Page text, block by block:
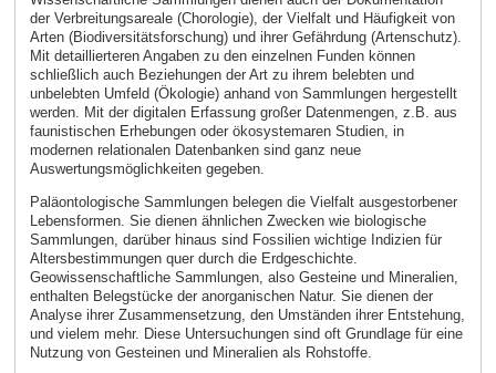
der Verbreitungsareale (Chorologie), der Vielfalt und Häufigkeit von
Arten (Biodiversitätsforschung) und ihrer Gefährdung (Artenschutz).
Mit detaillierteren Angaben zu den einzelnen Funden können
schließlich auch Beziehungen der Art zu ihrem belebten und
unbelebten Umfeld (Ökologie) anhand von Sammlungen hergestellt
werden. Mit der digitalen Erfassung großer Datenmengen, z.B. aus
faunistischen Erhebungen oder ökosystemaren Studien, in
modernen relationalen Datenbanken sind ganz neue
Auswertungsmöglichkeiten gegeben.
Paläontologische Sammlungen belegen die Vielfalt ausgestorbener
Lebensformen. Sie dienen ähnlichen Zwecken wie biologische
Sammlungen, darüber hinaus sind Fossilien wichtige Indizien für
Altersbestimmungen quer durch die Erdgeschichte.
Geowissenschaftliche Sammlungen, also Gesteine und Mineralien,
enthalten Belegstücke der anorganischen Natur. Sie dienen der
Analyse ihrer Zusammensetzung, den Umständen ihrer Entstehung,
und vielem mehr. Diese Untersuchungen sind oft Grundlage für eine
Nutzung von Gesteinen und Mineralien als Rohstoffe.